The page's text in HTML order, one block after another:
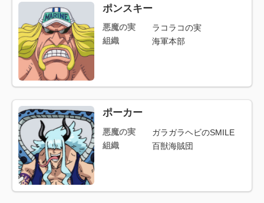
ポンスキー
悪魔の実
ラコラコの実
組織
海軍本部
ポーカー
悪魔の実
ガラガラヘビのSMILE
組織
百獣海賊団